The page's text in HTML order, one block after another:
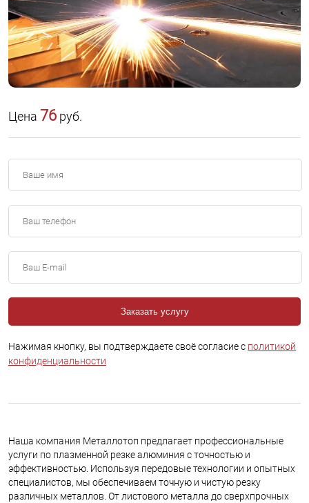
Цена 76 руб.
Заказать услугу
Нажимая кнопку, вы подтверждаете своё согласие с политикой
конфиденциальности
Наша компания Металлотоп предлагает профессиональные
услуги по плазменной резке алюминия с точностью и
эффективностью. Используя передовые технологии и опытных
специалистов, мы обеспечиваем точную и чистую резку
различных металлов. От листового металла до сверхпрочных